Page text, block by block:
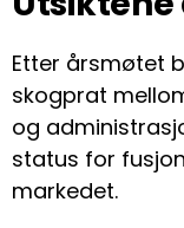
Etter årsmøtet
skogprat
og
status for
markedet.